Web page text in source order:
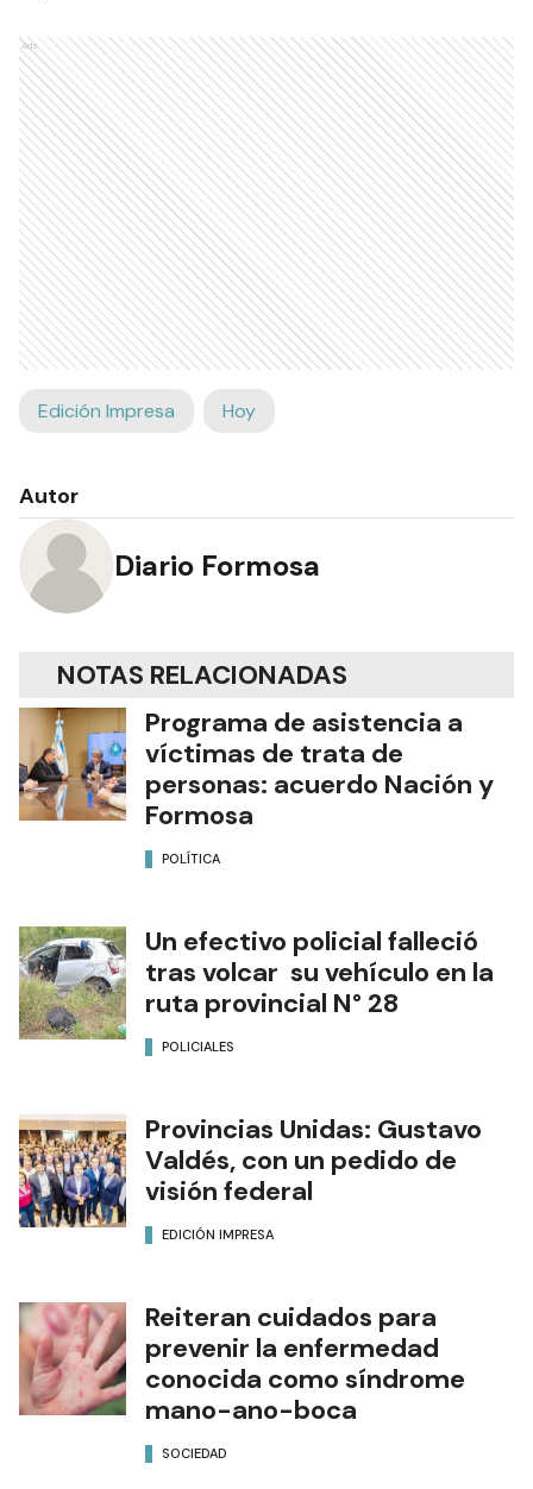
Ads
Edición Impresa Hoy
Autor
Diario Formosa
NOTAS RELACIONADAS
Programa de asistencia a
víctimas de trata de
personas: acuerdo Nación y
Formosa
POLÍTICA
Un efectivo policial falleció
tras volcar su vehículo en la
ruta provincial N° 28
POLICIALES
Provincias Unidas: Gustavo
Valdés, con un pedido de
visión federal
EDICIÓN IMPRESA
Reiteran cuidados para
prevenir la enfermedad
conocida como síndrome
mano-ano-boca
SOCIEDAD